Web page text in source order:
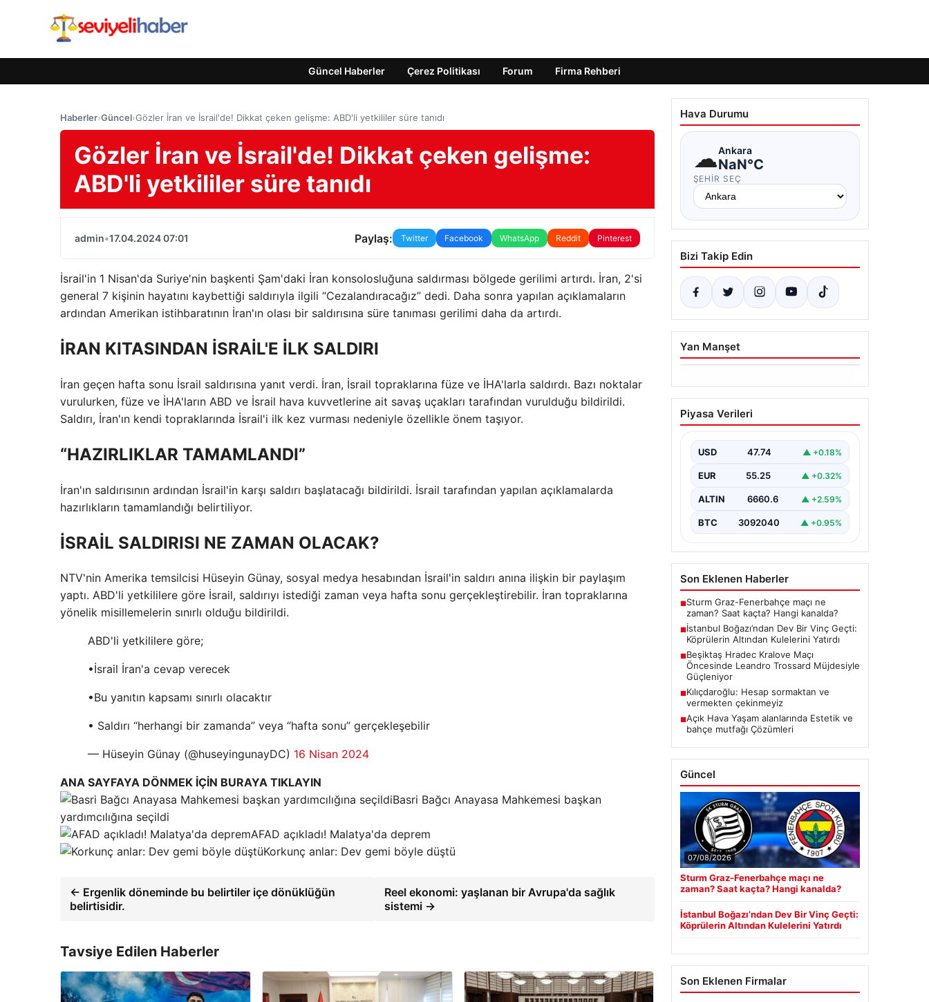
Güncel Haberler Çerez Politikası Forum Firma Rehberi
Haberler›Güncel›Gözler İran ve İsrail'de! Dikkat çeken gelişme: ABD'li yetkililer süre tanıdı
Gözler İran ve İsrail'de! Dikkat çeken gelişme:
ABD'li yetkililer süre tanıdı
admin•17.04.2024 07:01 Paylaş: Twitter Facebook WhatsApp Reddit Pinterest
İsrail'in 1 Nisan'da Suriye'nin başkenti Şam'daki İran konsolosluğuna saldırması bölgede gerilimi artırdı. İran, 2'si
general 7 kişinin hayatını kaybettiği saldırıyla ilgili “Cezalandıracağız” dedi. Daha sonra yapılan açıklamaların
ardından Amerikan istihbaratının İran'ın olası bir saldırısına süre tanıması gerilimi daha da artırdı.
İRAN KITASINDAN İSRAİL'E İLK SALDIRI
İran geçen hafta sonu İsrail saldırısına yanıt verdi. İran, İsrail topraklarına füze ve İHA'larla saldırdı. Bazı noktalar
vurulurken, füze ve İHA'ların ABD ve İsrail hava kuvvetlerine ait savaş uçakları tarafından vurulduğu bildirildi.
Saldırı, İran'ın kendi topraklarında İsrail'i ilk kez vurması nedeniyle özellikle önem taşıyor.
“HAZIRLIKLAR TAMAMLANDI”
İran'ın saldırısının ardından İsrail'in karşı saldırı başlatacağı bildirildi. İsrail tarafından yapılan açıklamalarda
hazırlıkların tamamlandığı belirtiliyor.
İSRAİL SALDIRISI NE ZAMAN OLACAK?
NTV'nin Amerika temsilcisi Hüseyin Günay, sosyal medya hesabından İsrail'in saldırı anına ilişkin bir paylaşım
yaptı. ABD'li yetkililere göre İsrail, saldırıyı istediği zaman veya hafta sonu gerçekleştirebilir. İran topraklarına
yönelik misillemelerin sınırlı olduğu bildirildi.
ABD'li yetkililere göre;
•İsrail İran'a cevap verecek
•Bu yanıtın kapsamı sınırlı olacaktır
• Saldırı “herhangi bir zamanda” veya “hafta sonu” gerçekleşebilir
— Hüseyin Günay (@huseyingunayDC) 16 Nisan 2024
ANA SAYFAYA DÖNMEK İÇİN BURAYA TIKLAYIN
Basri Bağcı Anayasa Mahkemesi başkan
yardımcılığına seçildi
AFAD açıkladı! Malatya'da deprem
Korkunç anlar: Dev gemi böyle düştü
← Ergenlik döneminde bu belirtiler içe dönüklüğün
belirtisidir.
Reel ekonomi: yaşlanan bir Avrupa'da sağlık
sistemi →
Tavsiye Edilen Haberler
Hava Durumu
☁Ankara
NaN°C
ŞEHIR SEÇ
Bizi Takip Edin
Yan Manşet
06.08.2026
İstanbul Boğazı’ndan
Dev Bir Vinç Geçti:
Kulelerini Yatırdı
İstanbul Boğazı’nda eşsiz bir
görüntüye sahne olan bu olay,
çalışmalarının…
Piyasa Verileri
USD 47.74 ▲ +0.18%
EUR 55.25 ▲ +0.32%
ALTIN 6660.6 ▲ +2.59%
BTC 3092040 ▲ +0.95%
Son Eklenen Haberler
■Sturm Graz-Fenerbahçe maçı ne
zaman? Saat kaçta? Hangi kanalda?
■İstanbul Boğazı’ndan Dev Bir Vinç Geçti:
Köprülerin Altından Kulelerini Yatırdı
■Beşiktaş Hradec Kralove Maçı
Öncesinde Leandro Trossard Müjdesiyle
Güçleniyor
■Kılıçdaroğlu: Hesap sormaktan ve
vermekten çekinmeyiz
■Açık Hava Yaşam alanlarında Estetik ve
bahçe mutfağı Çözümleri
Güncel
07/08/2026
Sturm Graz-Fenerbahçe maçı ne
zaman? Saat kaçta? Hangi kanalda?
İstanbul Boğazı’ndan Dev Bir Vinç Geçti:
Köprülerin Altından Kulelerini Yatırdı
Son Eklenen Firmalar